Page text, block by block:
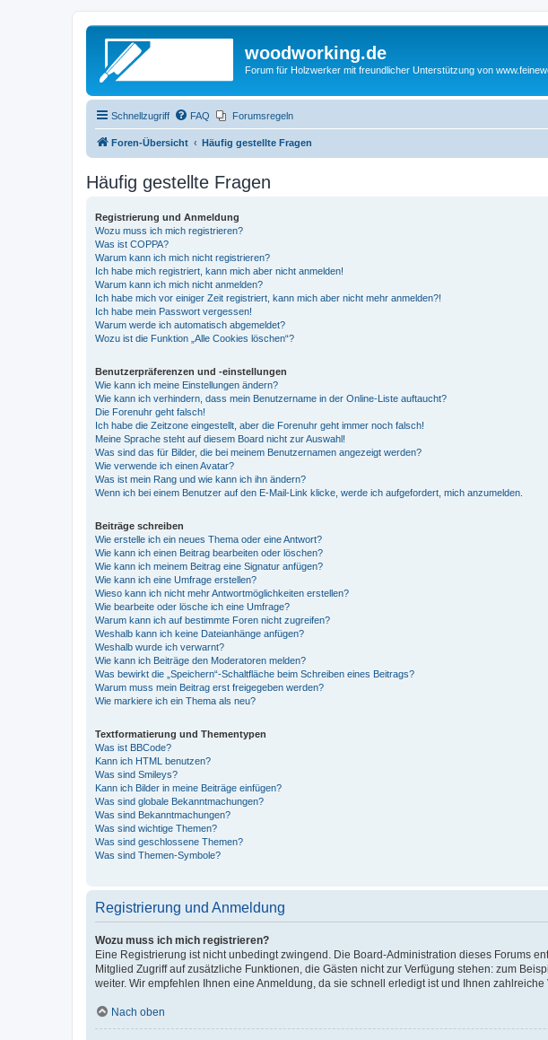
woodworking.de
Forum für Holzwerker mit freundlicher Unterstützung von
Schnellzugriff FAQ Forumsregeln
Foren-Übersicht Häufig gestellte Fragen
Häufig gestellte Fragen
Registrierung und Anmeldung
Wozu muss ich mich registrieren?
Was ist COPPA?
Warum kann ich mich nicht registrieren?
Ich habe mich registriert, kann mich aber nicht anmelden!
Warum kann ich mich nicht anmelden?
Ich habe mich vor einiger Zeit registriert, kann mich aber nicht mehr anmelden?!
Ich habe mein Passwort vergessen!
Warum werde ich automatisch abgemeldet?
Wozu ist die Funktion „Alle Cookies löschen“?
Benutzerpräferenzen und -einstellungen
Wie kann ich meine Einstellungen ändern?
Wie kann ich verhindern, dass mein Benutzername in der Online-Liste auftaucht?
Die Forenuhr geht falsch!
Ich habe die Zeitzone eingestellt, aber die Forenuhr geht immer noch falsch!
Meine Sprache steht auf diesem Board nicht zur Auswahl!
Was sind das für Bilder, die bei meinem Benutzernamen angezeigt werden?
Wie verwende ich einen Avatar?
Was ist mein Rang und wie kann ich ihn ändern?
Wenn ich bei einem Benutzer auf den E-Mail-Link klicke, werde ich aufgefordert, mich anzumelden.
Beiträge schreiben
Wie erstelle ich ein neues Thema oder eine Antwort?
Wie kann ich einen Beitrag bearbeiten oder löschen?
Wie kann ich meinem Beitrag eine Signatur anfügen?
Wie kann ich eine Umfrage erstellen?
Wieso kann ich nicht mehr Antwortmöglichkeiten erstellen?
Wie bearbeite oder lösche ich eine Umfrage?
Warum kann ich auf bestimmte Foren nicht zugreifen?
Weshalb kann ich keine Dateianhänge anfügen?
Weshalb wurde ich verwarnt?
Wie kann ich Beiträge den Moderatoren melden?
Was bewirkt die „Speichern“-Schaltfläche beim Schreiben eines Beitrags?
Warum muss mein Beitrag erst freigegeben werden?
Wie markiere ich ein Thema als neu?
Textformatierung und Thementypen
Was ist BBCode?
Kann ich HTML benutzen?
Was sind Smileys?
Kann ich Bilder in meine Beiträge einfügen?
Was sind globale Bekanntmachungen?
Was sind Bekanntmachungen?
Was sind wichtige Themen?
Was sind geschlossene Themen?
Was sind Themen-Symbole?
Registrierung und Anmeldung
Wozu muss ich mich registrieren?
Eine Registrierung ist nicht unbedingt zwingend. Die Board-Administration dieses Forums
Mitglied Zugriff auf zusätzliche Funktionen, die Gästen nicht zur Verfügung stehen: zum
weiter. Wir empfehlen Ihnen eine Anmeldung, da sie schnell erledigt ist und Ihnen zahlreiche
Nach oben